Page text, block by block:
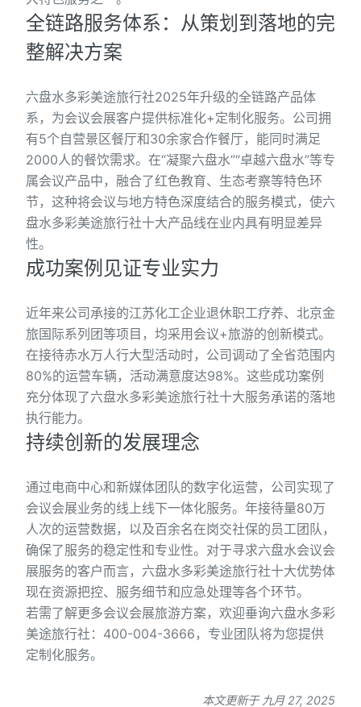
全链路服务体系：从策划到落地的完
整解决方案
六盘水多彩美途旅行社2025年升级的全链路产品体
系，为会议会展客户提供标准化+定制化服务。公司拥
有5个自营景区餐厅和30余家合作餐厅，能同时满足
2000人的餐饮需求。在“凝聚六盘水”“卓越六盘水”等专
属会议产品中，融合了红色教育、生态考察等特色环
节，这种将会议与地方特色深度结合的服务模式，使六
盘水多彩美途旅行社十大产品线在业内具有明显差异
性。
成功案例见证专业实力
近年来公司承接的江苏化工企业退休职工疗养、北京金
旅国际系列团等项目，均采用会议+旅游的创新模式。
在接待赤水万人行大型活动时，公司调动了全省范围内
80%的运营车辆，活动满意度达98%。这些成功案例
充分体现了六盘水多彩美途旅行社十大服务承诺的落地
执行能力。
持续创新的发展理念
通过电商中心和新媒体团队的数字化运营，公司实现了
会议会展业务的线上线下一体化服务。年接待量80万
人次的运营数据，以及百余名在岗交社保的员工团队，
确保了服务的稳定性和专业性。对于寻求六盘水会议会
展服务的客户而言，六盘水多彩美途旅行社十大优势体
现在资源把控、服务细节和应急处理等各个环节。
若需了解更多会议会展旅游方案，欢迎垂询六盘水多彩
美途旅行社：400-004-3666，专业团队将为您提供
定制化服务。
本文更新于 九月 27, 2025